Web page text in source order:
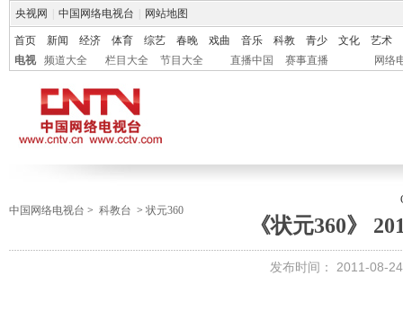
央视网 中国网络电视台 网站地图
首页 新闻 经济 体育 综艺 春晚 戏曲 音乐 科教 青少 文化
艺术
电视
频道大全 栏目大全 节目大全 直播中国 赛事直播 网络
中国网络电视台 > 科教台 > 状元360
《状元360》
发布时间： 2011-08-